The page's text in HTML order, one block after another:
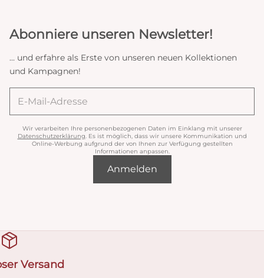
Abonniere unseren Newsletter!
... und erfahre als Erste von unseren neuen Kollektionen
und Kampagnen!
Wir verarbeiten Ihre personenbezogenen Daten im Einklang mit unserer
Datenschutzerklärung . Es ist möglich, dass wir unsere Kommunikation und
Online-Werbung aufgrund der von Ihnen zur Verfügung gestellten
Informationen anpassen.
Anmelden
Versand